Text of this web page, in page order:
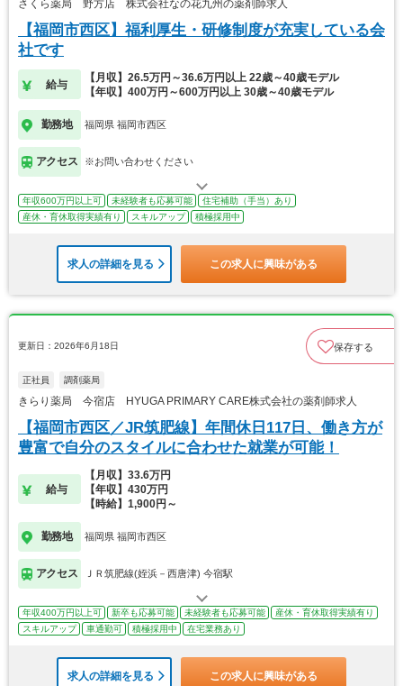
さくら薬局 野方店 株式会社なの花九州の薬剤師求人
【福岡市西区】福利厚生・研修制度が充実している会
社です
給与
【月収】26.5万円～36.6万円以上 22歳～40歳モデル
【年収】400万円～600万円以上 30歳～40歳モデル
勤務地 福岡県 福岡市西区
アクセス ※お問い合わせください
年収600万円以上可 未経験者も応募可能
住宅補助（手当）あり
産休・育休取得実績有り
スキルアップ 積極採用中
求人の詳細を見る この求人に興味がある
更新日：2026年6月18日 保存する
正社員 調剤薬局
きらり薬局 今宿店 HYUGA PRIMARY CARE株式会社の薬剤師求人
【福岡市西区／JR筑肥線】年間休日117日、働き方が
豊富で自分のスタイルに合わせた就業が可能！
給与
【月収】33.6万円
【年収】430万円
【時給】1,900円～
勤務地 福岡県 福岡市西区
アクセス ＪＲ筑肥線(姪浜－西唐津) 今宿駅
年収400万円以上可 新卒も応募可能 未経験者も応募可能
産休・育休取得実績有り
スキルアップ
車通勤可 積極採用中 在宅業務あり
求人の詳細を見る この求人に興味がある